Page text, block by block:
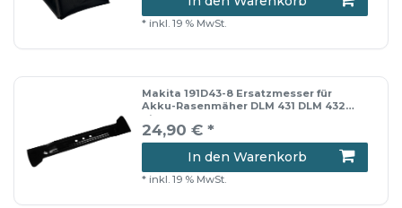
* inkl. 19 % MwSt.
Makita 191D43-8 Ersatzmesser für
Akku-Rasenmäher DLM 431 DLM 432
etc.
24,90 € *
In den Warenkorb
* inkl. 19 % MwSt.